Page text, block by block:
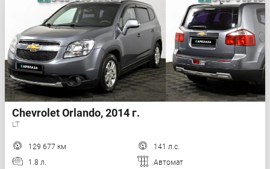
Chevrolet Orlando, 2014 г.
LT
129 677 км
141 л.с.
1.8 л.
Автомат